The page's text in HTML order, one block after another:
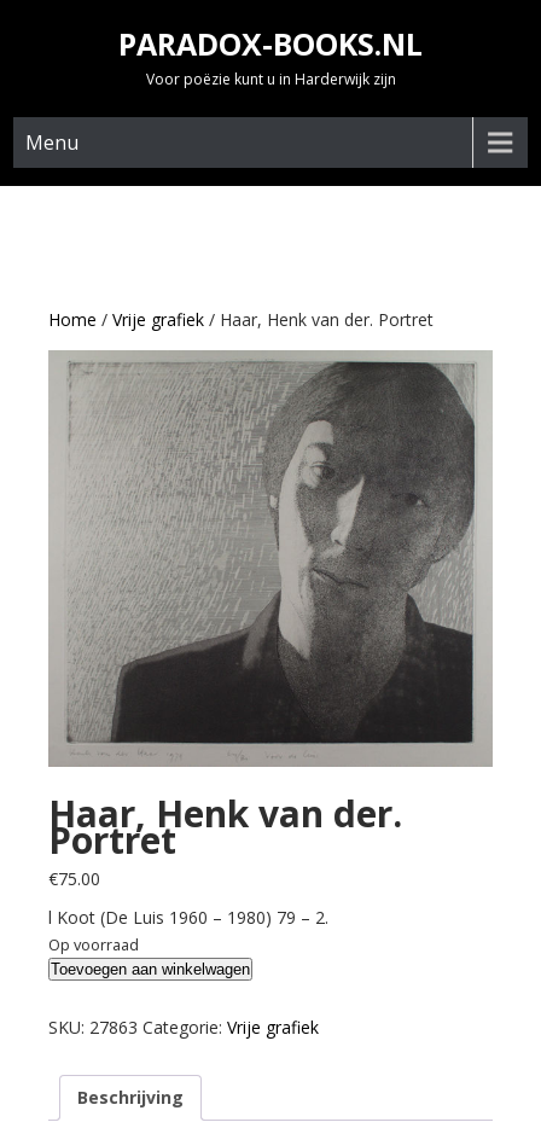
PARADOX-BOOKS.NL
Voor poëzie kunt u in Harderwijk zijn
Menu
Home / Vrije grafiek / Haar, Henk van der. Portret
Haar, Henk van der.
Portret
€75.00
l Koot (De Luis 1960 – 1980) 79 – 2.
Op voorraad
Haar,
van
Portret
aantal
Toevoegen aan winkelwagen
SKU: 27863 Categorie: Vrije grafiek
Beschrijving